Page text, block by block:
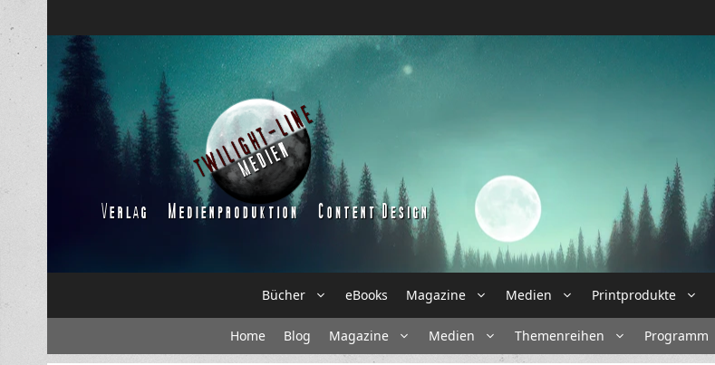
Inhalt
springen
Bücher eBooks Magazine Medien Printprodukte
Home Blog Magazine Medien Themenreihen Programm